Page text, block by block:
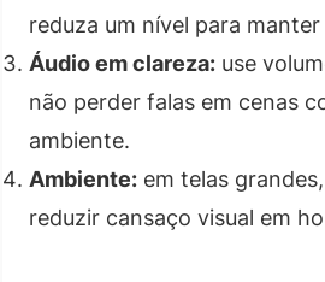
reduza um nível para
Áudio em clareza: use
não perder falas em cenas
ambiente.
Ambiente: em telas
reduzir cansaço visual em